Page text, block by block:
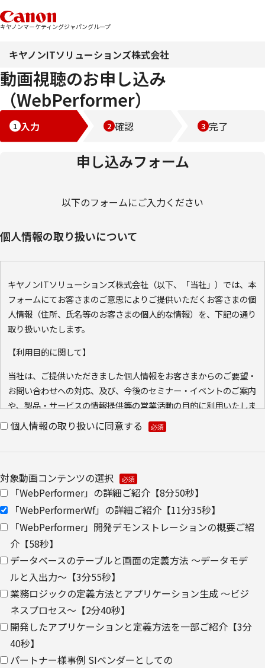
キヤノンマーケティングジャパングループ
キヤノンITソリューションズ株式会社
動画視聴のお申し込み
（WebPerformer）
入力 確認 完了
申し込みフォーム
以下のフォームにご入力ください
個人情報の取り扱いについて
キヤノンITソリューションズ株式会社（以下、「当社」）では、本
フォームにてお客さまのご意思によりご提供いただくお客さまの個
人情報（住所、氏名等のお客さまの個人的な情報）を、下記の通り
取り扱いいたします。
【利用目的に関して】
当社は、ご提供いただきました個人情報をお客さまからのご要望・
お問い合わせへの対応、及び、今後のセミナー・イベントのご案内
や、製品・サービスの情報提供等の営業活動の目的に利用いたしま
す。ご本人の同意なく利用目的以外に利用いたしません。
場合があります。取得可能なアクセス履歴は、メールに設定したリ
ンク先ページ、および当社と当社のグループ会社が運営・開設する
び、これに基づく販売促進活動のために利用します。
ウェブサイトにおける、お客さまアクセス情報の取り扱いについ
て。
・クッキー（cookie）とウェブビーコンの使用によるアクセス情報
の収集
【第三者提供に関して】
当社はご提供いただきました個人情報を安全に管理し、以下の場合
を除き、ご本人の同意なく第三者に開示・提供しません。
個人情報の取り扱いに同意する
対象動画コンテンツの選択
「WebPerformer」の詳細ご紹介【8分50秒】
「WebPerformerWf」の詳細ご紹介【11分35秒】
「WebPerformer」開発デモンストレーションの概要ご紹
介【58秒】
データベースのテーブルと画面の定義方法 ～データモデ
ルと入出力～【3分55秒】
業務ロジックの定義方法とアプリケーション生成 ～ビジ
ネスプロセス～【2分40秒】
開発したアプリケーションと定義方法を一部ご紹介【3分
40秒】
パートナー様事例 SIベンダーとしての